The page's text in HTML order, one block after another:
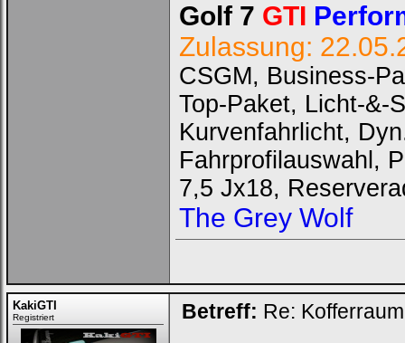
Golf 7 GTI
Zulassung:
CSGM, Business-
Top-Paket, Licht-&-
Kurvenfahrlicht,
Fahrprofilauswahl,
7,5 Jx18,
The Grey Wolf
KakiGTI
Registriert Betreff: Re: